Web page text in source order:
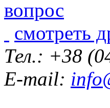
смотреть
Тел.: +38
E-mail: